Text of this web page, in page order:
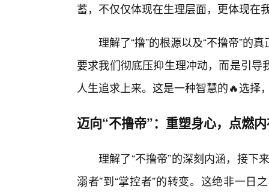
蓄，不仅仅体现在生理层面，更体现在
理解了“撸”的根源以及“不撸帝”的
要求我们彻底压抑生理冲动，而是引
人生追求上来。这是一种智慧的🔥选择
迈向“不撸帝”：重塑身心，点燃
理解了“不撸帝”的深刻内涵，接下
溺者”到“掌控者”的转变。这绝非一日